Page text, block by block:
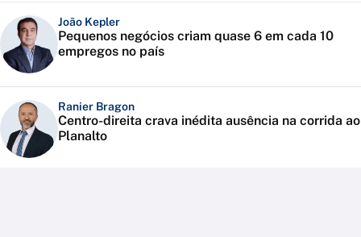
João Kepler
Pequenos negócios criam quase 6 em cada 10
empregos no país
Ranier Bragon
Centro-direita crava inédita ausência na corrida ao
Planalto